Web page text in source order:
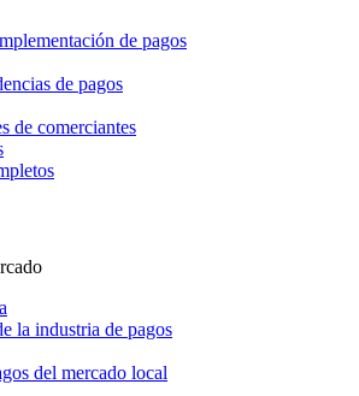
de pagos
de pagos
de comerciantes
la industria de pagos
del mercado local